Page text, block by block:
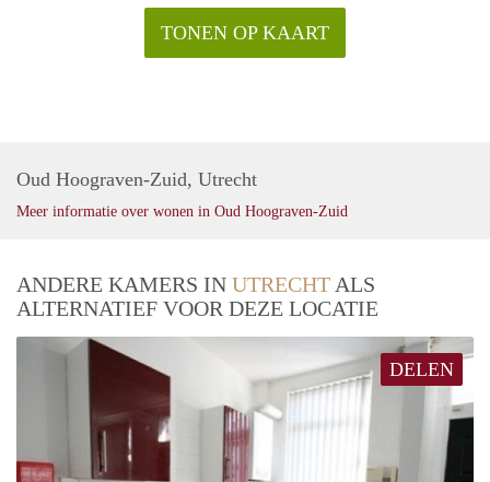
TONEN OP KAART
Oud Hoograven-Zuid, Utrecht
Meer informatie over wonen in Oud Hoograven-Zuid
ANDERE KAMERS IN UTRECHTALS
ALTERNATIEF VOOR DEZE LOCATIE
DELEN